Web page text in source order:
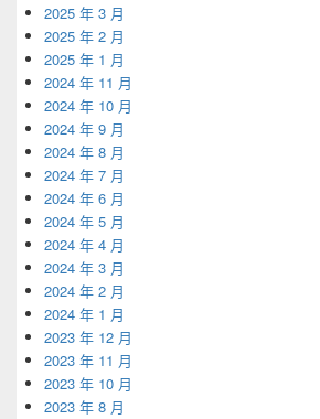
2025 年 3 月
2025 年 2 月
2025 年 1 月
2024 年 11 月
2024 年 10 月
2024 年 9 月
2024 年 8 月
2024 年 7 月
2024 年 6 月
2024 年 5 月
2024 年 4 月
2024 年 3 月
2024 年 2 月
2024 年 1 月
2023 年 12 月
2023 年 11 月
2023 年 10 月
2023 年 8 月